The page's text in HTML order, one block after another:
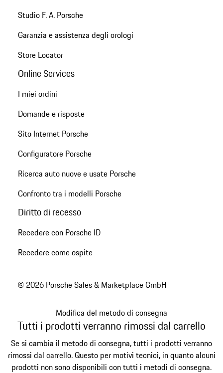
Studio F. A. Porsche
Garanzia e assistenza degli orologi
Store Locator
Online Services
I miei ordini
Domande e risposte
Sito Internet Porsche
Configuratore Porsche
Ricerca auto nuove e usate Porsche
Confronto tra i modelli Porsche
Diritto di recesso
Recedere con Porsche ID
Recedere come ospite
© 2026 Porsche Sales & Marketplace GmbH
Modifica del metodo di consegna
Tutti i prodotti verranno rimossi dal carrello
Se si cambia il metodo di consegna, tutti i prodotti verranno
rimossi dal carrello. Questo per motivi tecnici, in quanto alcuni
prodotti non sono disponibili con tutti i metodi di consegna.